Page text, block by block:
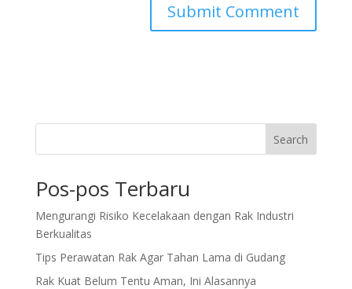
Search
Pos-pos Terbaru
Mengurangi Risiko Kecelakaan dengan Rak Industri
Berkualitas
Tips Perawatan Rak Agar Tahan Lama di Gudang
Rak Kuat Belum Tentu Aman, Ini Alasannya